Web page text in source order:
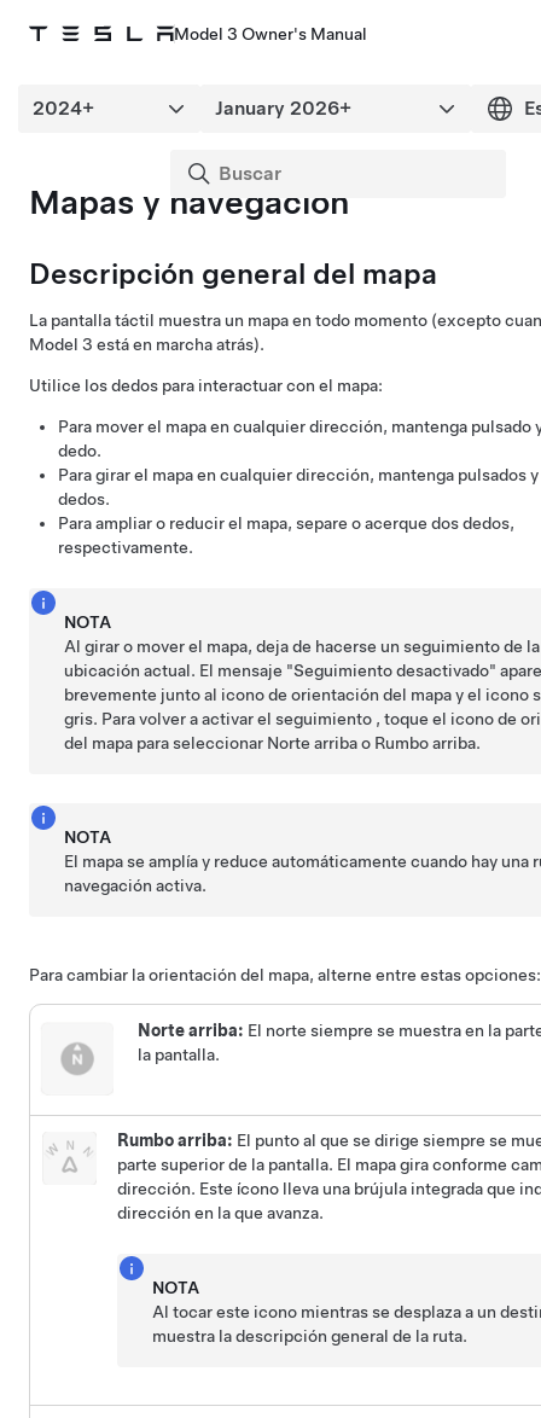
Model 3 Owner's Manual
Mapas y navegación
Descripción general del mapa
La pantalla táctil muestra un mapa en todo momento (excepto
Model 3 está en marcha atrás).
Utilice los dedos para interactuar con el mapa:
Para mover el mapa en cualquier dirección, mantenga pulsado
dedo.
Para girar el mapa en cualquier dirección, mantenga pulsados
dedos.
Para ampliar o reducir el mapa, separe o acerque dos dedos,
respectivamente.
NOTA
Al girar o mover el mapa, deja de hacerse un seguimiento de la
ubicación actual. El mensaje "Seguimiento desactivado"
brevemente junto al icono de orientación del mapa y el icono
gris. Para volver a activar el seguimiento , toque el icono de
del mapa para seleccionar Norte arriba o Rumbo arriba.
NOTA
El mapa se amplía y reduce automáticamente cuando hay una
navegación activa.
Para cambiar la orientación del mapa, alterne entre estas opciones:
Norte arriba: El norte siempre se muestra en la
la pantalla.
Rumbo arriba: El punto al que se dirige siempre se
parte superior de la pantalla. El mapa gira conforme
dirección. Este ícono lleva una brújula integrada que
dirección en la que avanza.
NOTA
Al tocar este icono mientras se desplaza a un
muestra la descripción general de la ruta.